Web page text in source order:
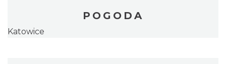
POGODA
Katowice